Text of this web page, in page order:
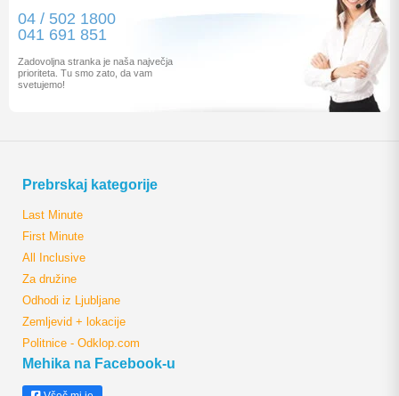
04 / 502 1800
041 691 851
Zadovoljna stranka je naša največja
prioriteta. Tu smo zato, da vam
svetujemo!
Prebrskaj kategorije
Last Minute
First Minute
All Inclusive
Za družine
Odhodi iz Ljubljane
Zemljevid + lokacije
Politnice - Odklop.com
Mehika na Facebook-u